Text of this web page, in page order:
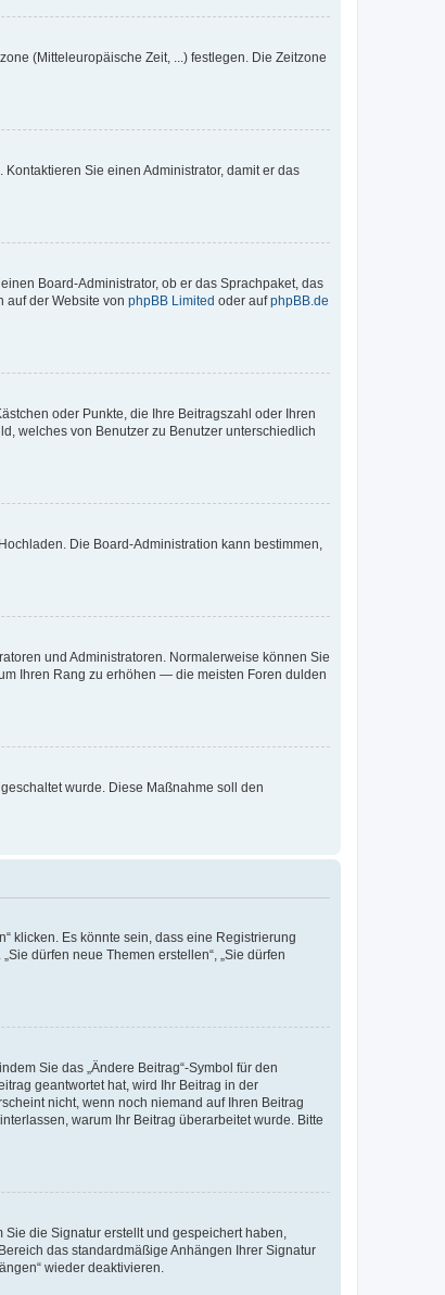
(Mitteleuropäische Zeit, ...) festlegen. Die Zeitzone
Sie einen Administrator, damit er das
Board-Administrator, ob er das Sprachpaket, das
auf der Website von phpBB Limited oder aufphpBB.de
oder Punkte, die Ihre Beitragszahl oder Ihren
welches von Benutzer zu Benutzer unterschiedlich
Die Board-Administration kann bestimmen,
und Administratoren. Normalerweise können Sie
Ihren Rang zu erhöhen — die meisten Foren dulden
wurde. Diese Maßnahme soll den
klicken. Es könnte sein, dass eine Registrierung
dürfen neue Themen erstellen“, „Sie dürfen
Sie das „Ändere Beitrag“-Symbol für den
geantwortet hat, wird Ihr Beitrag in der
nicht, wenn noch niemand auf Ihren Beitrag
warum Ihr Beitrag überarbeitet wurde. Bitte
die Signatur erstellt und gespeichert haben,
das standardmäßige Anhängen Ihrer Signatur
wieder deaktivieren.